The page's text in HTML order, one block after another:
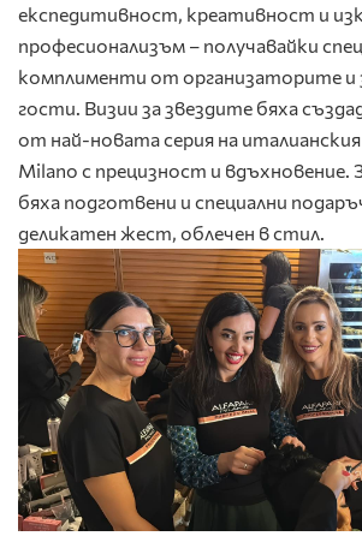
експедитивност, креативност и
професионализъм – получавайки
комплименти от организаторите и
гости. Визии за звездите бяха
от най-новата серия на
Milano с прецизност и вдъхновение.
бяха подготвени и специални
деликатен жест, облечен в стил.